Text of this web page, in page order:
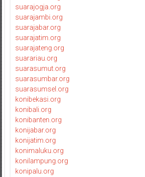
suarajogja.org
suarajambi.org
suarajabar.org
suarajatim.org
suarajateng.org
suarariau.org
suarasumut.org
suarasumbar.org
suarasumsel.org
konibekasi.org
konibali.org
konibanten.org
konijabar.org
konijatim.org
konimaluku.org
konilampung.org
konipalu.org